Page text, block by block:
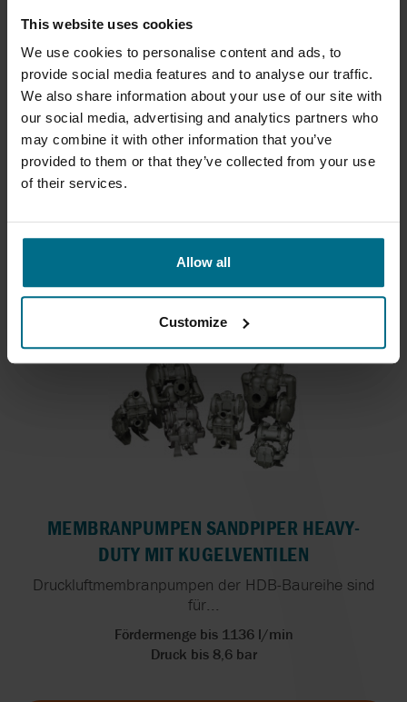
This website uses cookies
We use cookies to personalise content and ads, to
provide social media features and to analyse our traffic.
We also share information about your use of our site with
our social media, advertising and analytics partners who
may combine it with other information that you’ve
provided to them or that they’ve collected from your use
of their services.
Allow all
Customize
SANDPIPER HOCHDRUCKPUMPEN
Hochdruckausführung...
Fördermenge bis 453,3 l/min
MEMBRANPUMPEN SANDPIPER HEAVY-
DUTY MIT KUGELVENTILEN
Druckluftmembranpumpen der HDB-Baureihe sind
für...
Fördermenge bis 1136 l/min
Druck bis 8,6 bar